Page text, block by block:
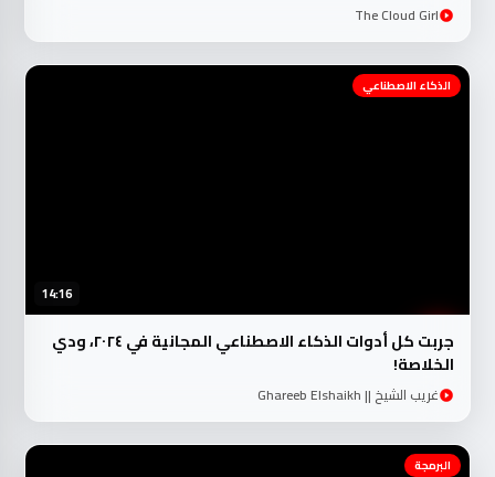
The Cloud Girl
14:16
الذكاء الاصطناعي
جربت كل أدوات الذكاء الاصطناعي المجانية في ٢٠٢٤، ودي
الخلاصة!
غريب الشيخ || Ghareeb Elshaikh
البرمجة